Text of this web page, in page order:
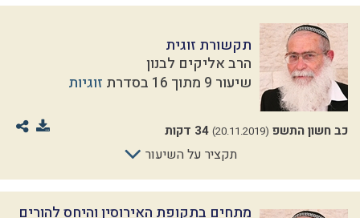
תקשורת זוגית
הרב אליקים לבנון
שיעור 9 מתוך 16 בסדרת
זוגיות
כב חשון התשפ (20.11.2019) 34 דקות
תקציר על השיעור
מתחים בתקופת האירוסין והיחס להורים